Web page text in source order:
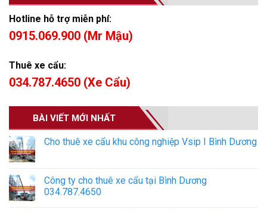
Hotline hỗ trợ miễn phí:
0915.069.900 (Mr Mậu)
Thuê xe cẩu:
034.787.4650 (Xe Cẩu)
BÀI VIẾT MỚI NHẤT
Cho thuê xe cẩu khu công nghiệp Vsip I Bình Dương
Công ty cho thuê xe cẩu tại Bình Dương
034.787.4650